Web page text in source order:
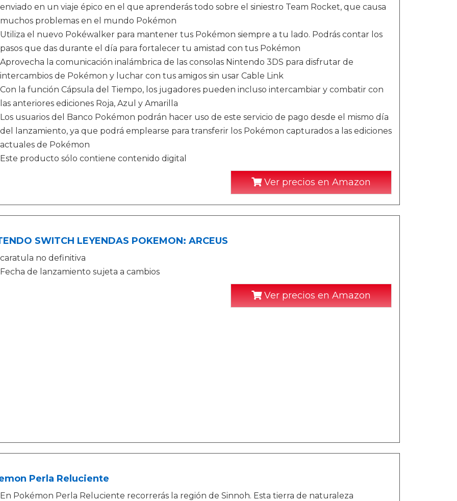
enviado en un viaje épico en el que aprenderás todo sobre el siniestro Team Rocket, que causa
muchos problemas en el mundo Pokémon
Utiliza el nuevo Pokéwalker para mantener tus Pokémon siempre a tu lado. Podrás contar los
pasos que das durante el día para fortalecer tu amistad con tus Pokémon
Aprovecha la comunicación inalámbrica de las consolas Nintendo 3DS para disfrutar de
intercambios de Pokémon y luchar con tus amigos sin usar Cable Link
Con la función Cápsula del Tiempo, los jugadores pueden incluso intercambiar y combatir con
las anteriores ediciones Roja, Azul y Amarilla
Los usuarios del Banco Pokémon podrán hacer uso de este servicio de pago desde el mismo día
del lanzamiento, ya que podrá emplearse para transferir los Pokémon capturados a las ediciones
actuales de Pokémon
Este producto sólo contiene contenido digital
Ver precios en Amazon
SWITCH LEYENDAS POKEMON: ARCEUS
caratula no definitiva
Fecha de lanzamiento sujeta a cambios
Ver precios en Amazon
Perla Reluciente
En Pokémon Perla Reluciente recorrerás la región de Sinnoh. Esta tierra de naturaleza